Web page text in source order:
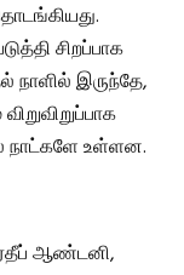
சிறப்பாக
நாளில் இருந்தே,
நாட்களே உள்ளன.
ஆண்டனி,